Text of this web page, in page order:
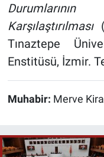
Karşılaştırılması
Tınaztepe
Enstitüsü, İzmir.
Muhabir: Merve